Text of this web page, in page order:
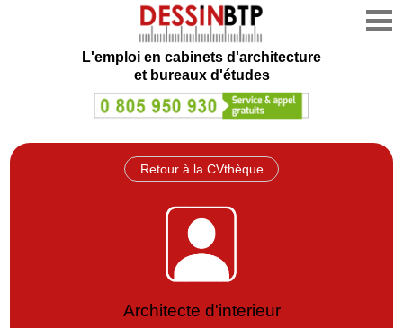
L'emploi en cabinets d'architecture
et bureaux d'études
Retour à la CVthèque
Architecte d'interieur